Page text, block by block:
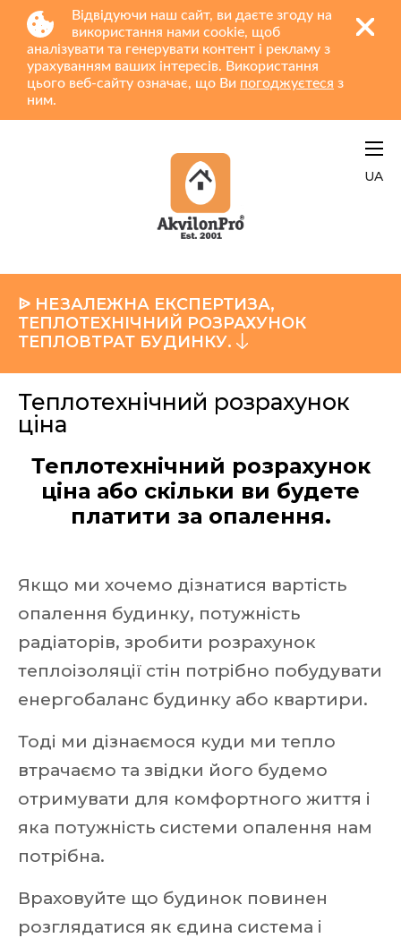
Відвідуючи наш сайт, ви даєте згоду на
використання нами cookie, щоб
аналізувати та генерувати контент і рекламу з
урахуванням ваших інтересів. Використання
цього веб-сайту означає, що Ви погоджуєтеся з
ним.
UA
ᐉ НЕЗАЛЕЖНА ЕКСПЕРТИЗА,
ТЕПЛОТЕХНІЧНИЙ РОЗРАХУНОК
ТЕПЛОВТРАТ БУДИНКУ.
Теплотехнічний розрахунок
ціна
Теплотехнічний розрахунок
ціна або скільки ви будете
платити за опалення.
Якщо ми хочемо дізнатися вартість
опалення будинку, потужність
радіаторів, зробити розрахунок
теплоізоляції стін потрібно побудувати
енергобаланс будинку або квартири.
Тоді ми дізнаємося куди ми тепло
втрачаємо та звідки його будемо
отримувати для комфортного життя і
яка потужність системи опалення нам
потрібна.
Враховуйте що будинок повинен
розглядатися як єдина система і